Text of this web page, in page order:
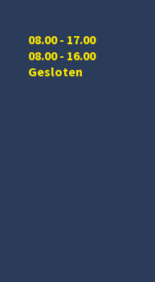
08.00 - 17.00
08.00 - 16.00
Gesloten